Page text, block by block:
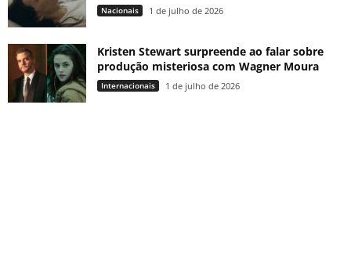
Nacionais 1 de julho de 2026
Kristen Stewart surpreende ao falar sobre
produção misteriosa com Wagner Moura
Internacionais 1 de julho de 2026